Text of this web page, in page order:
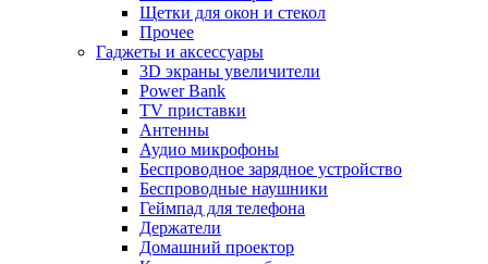
Щетки для окон и стекол
Прочее
Гаджеты и аксессуары
3D экраны увеличители
Power Bank
TV приставки
Антенны
Аудио микрофоны
Беспроводное зарядное устройство
Беспроводные наушники
Геймпад для телефона
Держатели
Домашний проектор